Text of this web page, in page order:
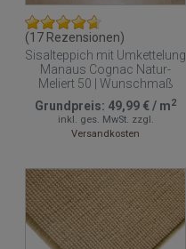
(17 Rezensionen)
Sisalteppich mit Umkettelung
Manaus Cognac Natur-
Meliert 50 | Wunschmaß
Grundpreis: 49,99 €/ m2
inkl. ges. MwSt. zzgl.
Versandkosten